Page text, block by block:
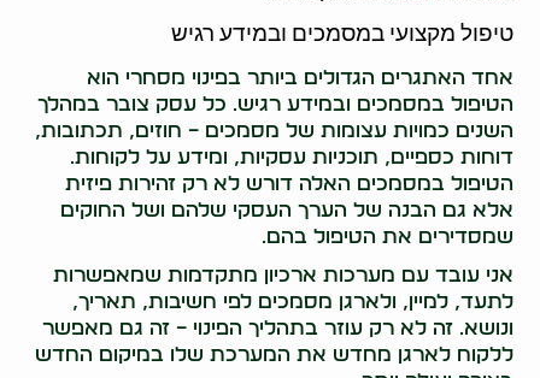
טיפול מקצועי במסמכים ובמידע רגיש
אחד האתגרים הגדולים ביותר בפינוי מסחרי הוא
הטיפול במסמכים ובמידע רגיש. כל עסק צובר במהלך
השנים כמויות עצומות של מסמכים – חוזים, תכתובות,
דוחות כספיים, תוכניות עסקיות, ומידע על לקוחות.
הטיפול במסמכים האלה דורש לא רק זהירות פיזית
אלא גם הבנה של הערך העסקי שלהם ושל החוקים
שמסדירים את הטיפול בהם.
אני עובד עם מערכות ארכיון מתקדמות שמאפשרות
לתעד, למיין, ולארגן מסמכים לפי חשיבות, תאריך,
ונושא. זה לא רק עוזר בתהליך הפינוי – זה גם מאפשר
ללקוח לארגן מחדש את המערכת שלו במיקום החדש